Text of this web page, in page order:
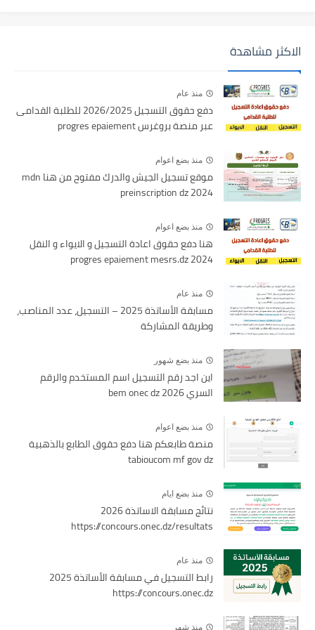
الاكثر مشاهدة
منذ عام
دفع حقوق التسجيل 2026/2025 للطلبة القدامى
عبر منصة بروغرس progres epaiement
منذ بضع اعوام
موقع تسجيل الجيش والدرك مفتوح من هنا mdn
preinscription dz 2024
منذ بضع اعوام
هنا دفع حقوق اعادة التسجيل و الايواء و النقل
2024 progres epaiement mesrs.dz
منذ عام
مسابقة الأساتذة 2025 – التسجيل، عدد المناصب،
وطريقة المشاركة
منذ بضع شهور
اين اجد رقم التسجيل اسم المستخدم والرقم
السري bem onec dz 2026
منذ بضع اعوام
منصة طابعكم هنا دفع حقوق الطابع بالذهبية
tabioucom mf gov dz
منذ بضع ايام
نتائج مسابقة الاساتذة 2026
https://concours.onec.dz/resultats
منذ عام
رابط التسجيل في مسابقة الأساتذة 2025
https://concours.onec.dz
منذ شهر